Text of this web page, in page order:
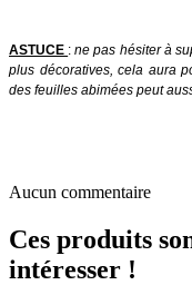
ASTUCE : ne pas hésiter à
plus décoratives, cela aura
des feuilles abimées peut
Aucun commentaire
Ces produits
intéresser !